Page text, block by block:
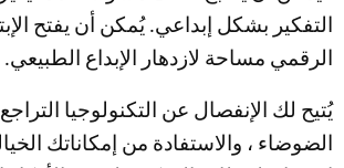
التفكير بشكل إبداعي. يُمكن أن يفتح
الرقمي مساحة لازدهار الإبداع الطبيعي.
يُتيح لك الإنفصال عن التكنولوجيا
الضوضاء ، والاستفادة من إمكاناتك